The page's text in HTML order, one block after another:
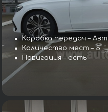
Коробка передач –
Количество мест – 5
Навигация – есть